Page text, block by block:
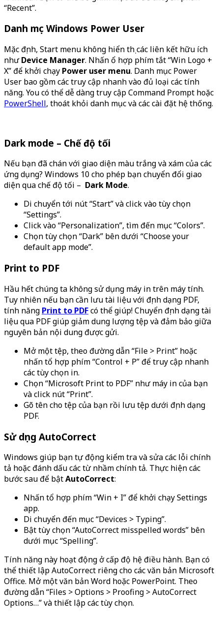
“Recent”.
Danh mục Windows Power User
Mặc định, Start menu không hiển thị các liên kết hữu ích
nhưDevice Manager. Nhấn ổ hợp phím tắt “Win Logo +
X” để khởi chạy Power user menu. Danh mục Power
User bao gồm các truy cập nhanh vào đủ loại các tính
năng. You có thể dễ dàng truy cập Command Prompt hoặc
PowerShell, thoát khỏi danh mục và các cài đặt hệ thống.
Dark mode – Chế độ tối
Nếu bạn đã chán với giao diện màu trắng và xám của các
ứng dụng? Windows 10 cho phép bạn chuyển đổi giao
diện qua chế độ tối – Dark Mode.
Di chuyển tới nút “Start” và click vào tùy chọn
“Settings”.
Click vào “Personalization”, tìm đến mục “Colors”.
Chọn tùy chọn “Dark” bên dưới “Choose your
default app mode”.
Print to PDF
Hầu hết chúng ta không sử dụng máy in trên máy tính.
Tuy nhiên nếu bạn cần lưu tài liệu với định dạng PDF,
tính năng Print to PDFcó thể giúp! Chuyển định dạng tài
liệu qua PDF giúp giảm dung lượng tệp và đảm bảo giữa
nguyên bản nội dung được gửi.
Mở một tệp, theo đường dẫn “File > Print” hoặc
nhấn tổ hợp phím “Control + P” để truy cập nhanh
các tùy chọn in.
Chọn “Microsoft Print to PDF” như máy in của bạn
và click nút “Print”.
Gõ tên cho tệp của bạn rồi lưu tệp dưới định dạng
PDF.
Sử dụng AutoCorrect
Windows giúp bạn tự động kiểm tra và sửa các lỗi chính
tả hoặc đánh dấu các từ nhầm chính tả. Thực hiện các
bước sau để bậtAutoCorrect:
Nhấn tổ hợp phím “Win + I” để khởi chạy Settings
app.
Di chuyển đến mục “Devices > Typing”.
Bật tùy chọn “AutoCorrect misspelled words” bên
dưới mục “Spelling”.
Tính năng này hoạt động ở cấp độ hệ điều hành. Bạn có
thể thiết lập AutoCorrect riêng cho các văn bản Microsoft
Office. Mở một văn bản Word hoặc PowerPoint. Theo
đường dẫn “Files > Options > Proofing > AutoCorrect
Options…” và thiết lập các tùy chọn.